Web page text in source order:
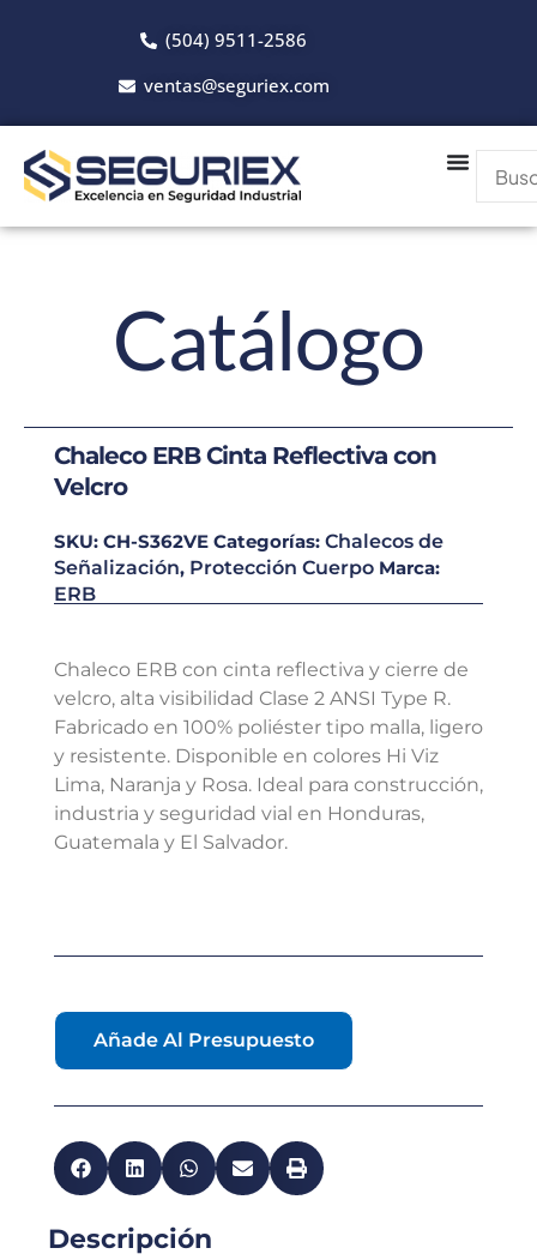
(504) 9511-2586
ventas@seguriex.com
Catálogo
Chaleco ERB Cinta Reflectiva con
Velcro
SKU: CH-S362VE Categorías: Chalecos de
Señalización, Protección Cuerpo Marca:
ERB
Chaleco ERB con cinta reflectiva y cierre de
velcro, alta visibilidad Clase 2 ANSI Type R.
Fabricado en 100% poliéster tipo malla, ligero
y resistente. Disponible en colores Hi Viz
Lima, Naranja y Rosa. Ideal para construcción,
industria y seguridad vial en Honduras,
Guatemala y El Salvador.
Añade Al Presupuesto
Descripción